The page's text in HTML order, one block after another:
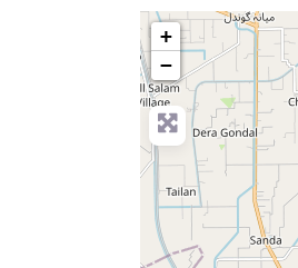
+
−